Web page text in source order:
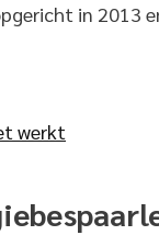
in 2013
werkt